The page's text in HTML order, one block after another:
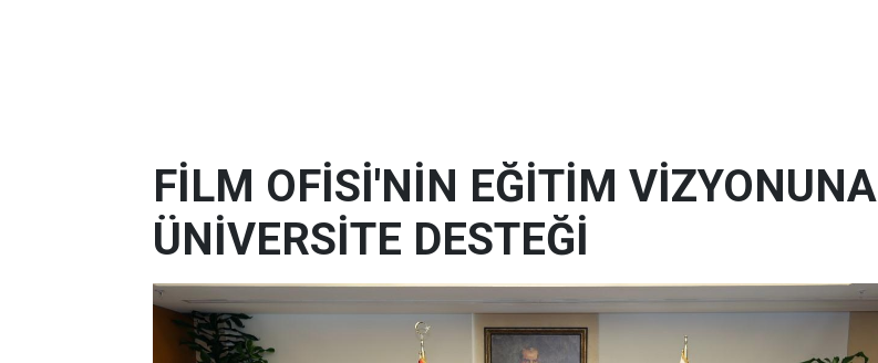
FİLM OFİSİ'NİN EĞİTİM VİZYONUNA
ÜNİVERSİTE DESTEĞİ